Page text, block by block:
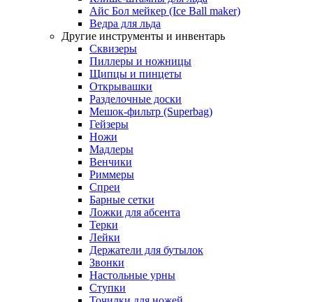
Айс Бол мейкер (Ice Ball maker)
Ведра для льда
Другие инструменты и инвентарь
Сквизеры
Пиллеры и ножницы
Щипцы и пинцеты
Открывашки
Разделочные доски
Мешок-фильтр (Superbag)
Гейзеры
Ножи
Мадлеры
Венчики
Риммеры
Спреи
Барные сетки
Ложки для абсента
Терки
Лейки
Держатели для бутылок
Звонки
Настольные урны
Ступки